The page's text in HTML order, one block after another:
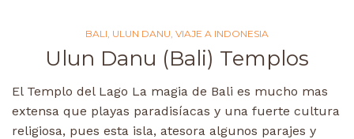
BALI ULUN DANU VIAJE A INDONESIA
Ulun Danu (Bali) Templos
El Templo del Lago La magia de Bali es mucho mas
extensa que playas paradisíacas y una fuerte cultura
religiosa, pues esta isla, atesora algunos parajes y